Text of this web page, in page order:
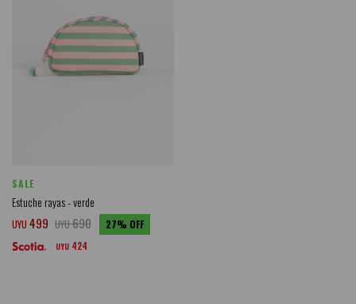
SALE
Estuche rayas - verde
UYU 499 UYU690 27
UYU 424